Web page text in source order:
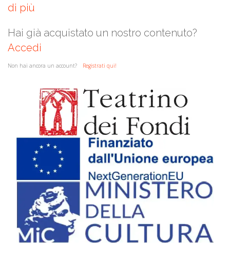
di più
Hai già acquistato un nostro contenuto?
Accedi
Non hai ancora un account? Registrati qui!